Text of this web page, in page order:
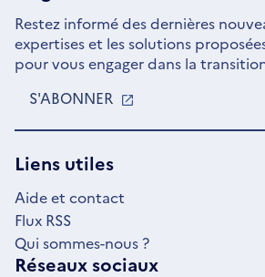
Restez informé des dernières
expertises et les solutions
pour vous engager dans la
S'ABONNER
UNE
Liens utiles
Aide et contact
Flux RSS
Qui sommes-nous ?
Réseaux sociaux